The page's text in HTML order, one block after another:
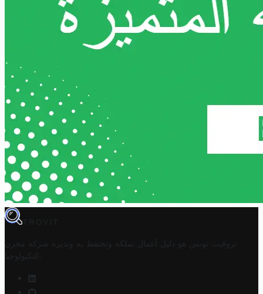
TROVIT
تروفيت تونس هو دليل أعمال تملكه وتحتفظ به وتديره
شركة مخزن
التكنولوجيا